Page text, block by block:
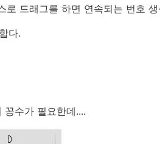
로 드래그를 하면 연속되는 번호 생
다.
수가 필요한데....